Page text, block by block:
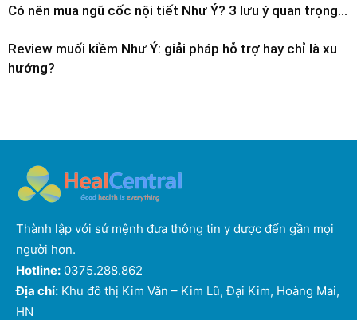
Có nên mua ngũ cốc nội tiết Như Ý? 3 lưu ý quan trọng...
Review muối kiềm Như Ý: giải pháp hỗ trợ hay chỉ là xu
hướng?
Thành lập với sứ mệnh đưa thông tin y dược đến gần mọi
người hơn.
Hotline: 0375.288.862
Địa chỉ: Khu đô thị Kim Văn – Kim Lũ, Đại Kim, Hoàng Mai,
HN